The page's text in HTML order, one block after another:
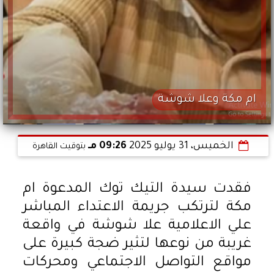
ام مكة وعلا شوشة
الخميس، 31 يوليو 2025 09:26 مـ بتوقيت القاهرة
فقدت سيدة التيك توك المدعوة ام
مكة لترتكب جريمة الاعتداء المباشر
علي الاعلامية علا شوشة في واقعة
غريبة من نوعها لتثير ضجة كبيرة على
مواقع التواصل الاجتماعي ومحركات